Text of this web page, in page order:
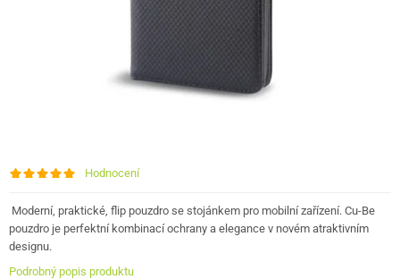
Hodnocení
Moderní, praktické, flip pouzdro se stojánkem pro mobilní zařízení. Cu-Be
pouzdro je perfektní kombinací ochrany a elegance v novém atraktivním
designu.
Podrobný popis produktu